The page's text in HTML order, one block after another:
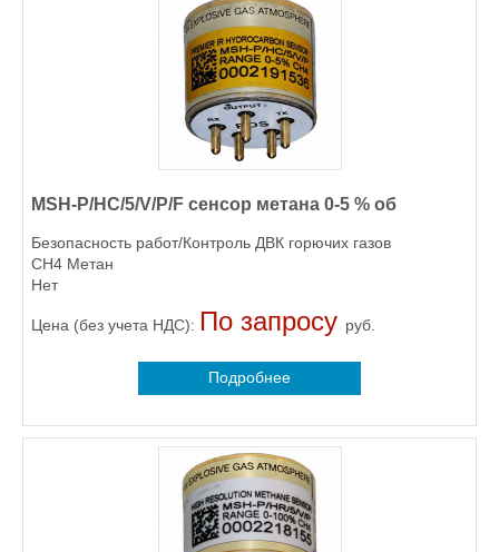
MSH-P/HC/5/V/P/F сенсор метана 0-5 % об
Безопасность работ/Контроль ДВК горючих газов
CH4 Метан
Нет
Цена (без учета НДС): По запросу руб.
Подробнее